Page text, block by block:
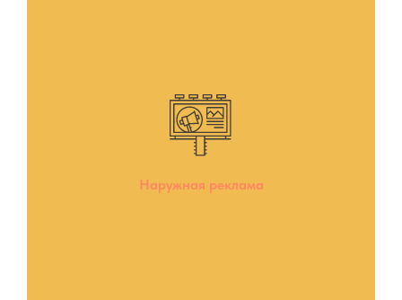
Наружная реклама